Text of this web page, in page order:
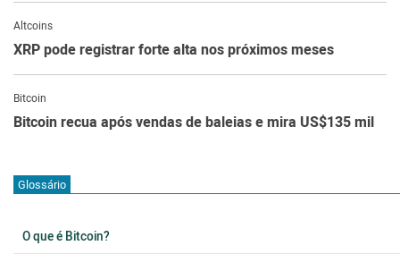
Altcoins
XRP pode registrar forte alta nos próximos meses
Bitcoin
Bitcoin recua após vendas de baleias e mira US$135 mil
Glossário
O que é Bitcoin?